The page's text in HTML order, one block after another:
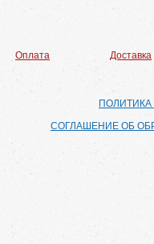
Оплата Доставка
СОГЛАШЕНИЕ ОБ